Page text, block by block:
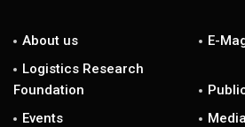
About us
E-
Logistics Research
Foundation
Events
Media